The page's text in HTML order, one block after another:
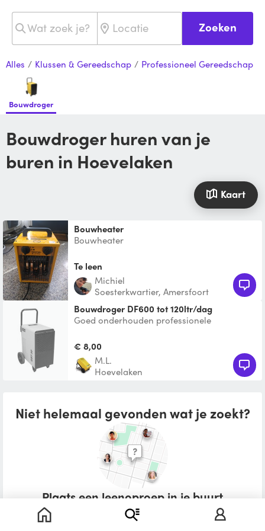
Zoeken
Alles / Klussen & Gereedschap / Professioneel Gereedschap
Bouwdroger
Bouwdroger huren van je
buren in Hoevelaken
Kaart
Bouwheater
Bouwheater
Te leen
michiel
Soesterkwartier, Amersfoort
Bouwdroger DF600 tot 120ltr/dag
Goed onderhouden professionele
of stucwerk etc.
€ 8,00
M.L.
Hoevelaken
Niet helemaal gevonden wat je zoekt?
Plaats een leenoproep in je buurt
Wat zou je willen lenen?